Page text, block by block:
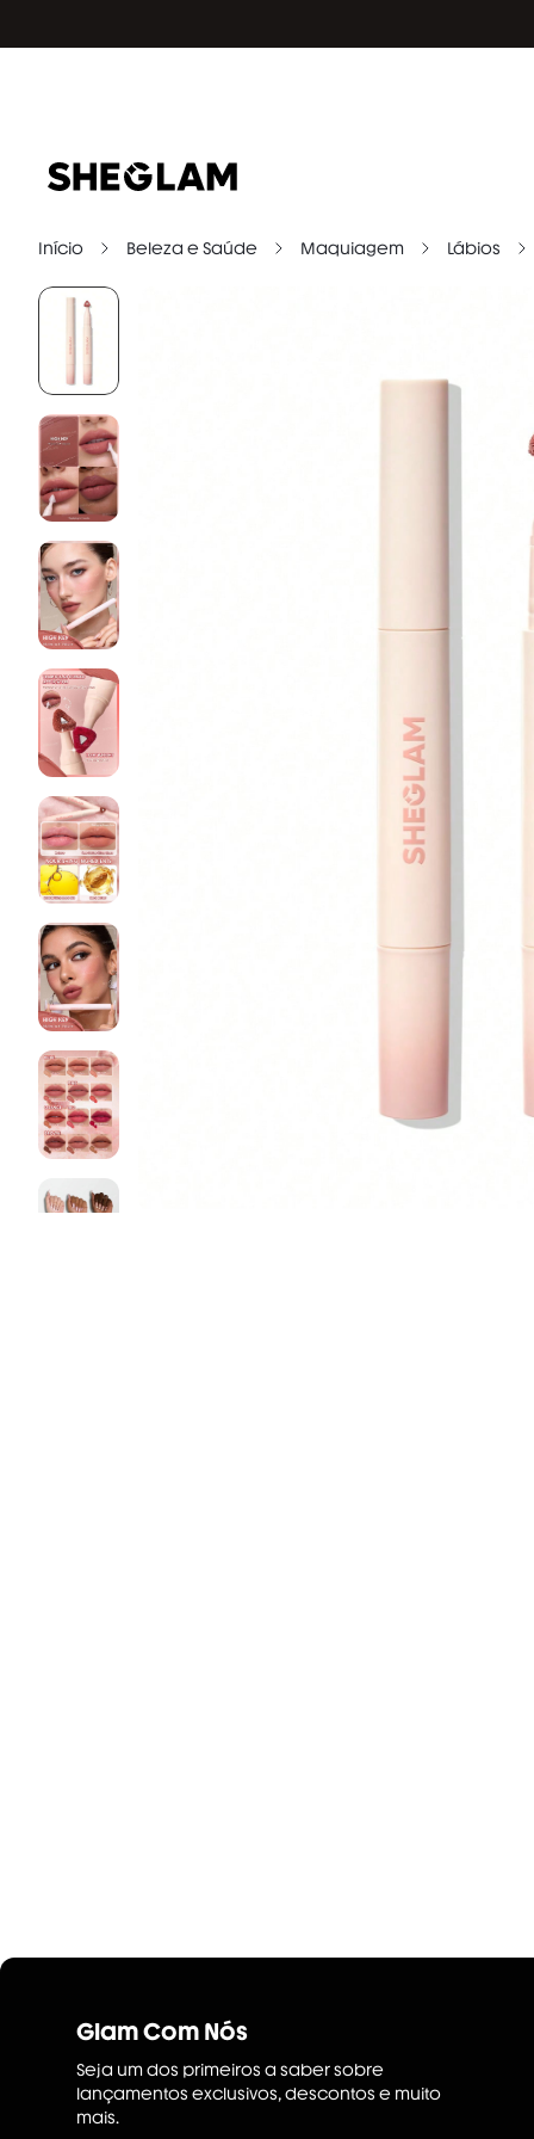
Início Beleza e Saúde Maquiagem Lábios
Glam Com Nós
Seja um dos primeiros a saber sobre
lançamentos exclusivos, descontos e muito
mais.